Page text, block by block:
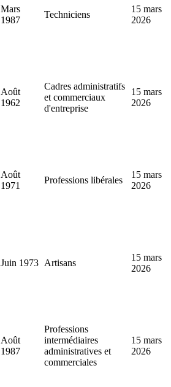
Mars
1987
Techniciens
15 mars
2026
Août
1962
Cadres administratifs
et commerciaux
d'entreprise
15 mars
2026
Août
1971
Professions libérales
15 mars
2026
Juin 1973 Artisans
15 mars
2026
Août
1987
Professions
intermédiaires
administratives et
commerciales
15 mars
2026